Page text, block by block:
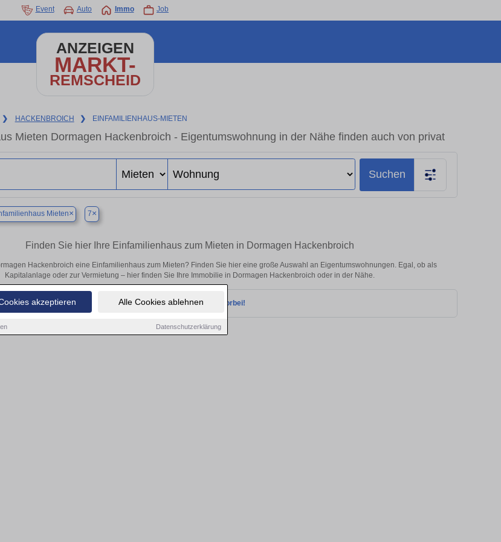
akzeptieren Alle Cookies ablehnen
Datenschutzerklärung
Event Auto Immo Job
ANZEIGEN
MARKT-
REMSCHEID
❯ HACKENBROICH ❯ EINFAMILIENHAUS-MIETEN
Mieten Dormagen Hackenbroich - Eigentumswohnung in der Nähe finden auch von privat
Suchen
Mieten× 7×
Finden Sie hier Ihre Einfamilienhaus zum Mieten in Dormagen Hackenbroich
Hackenbroich eine Einfamilienhaus zum Mieten? Finden Sie hier eine große Auswahl an Eigentumswohnungen. Egal, ob als
Kapitalanlage oder zur Vermietung – hier finden Sie Ihre Immobilie in Dormagen Hackenbroich oder in der Nähe.
keine passenden Objekte finden. Schauen Sie bald wieder vorbei!